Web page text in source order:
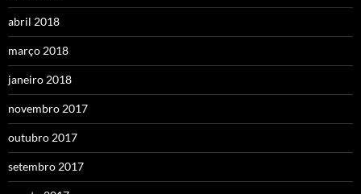
abril 2018
março 2018
janeiro 2018
novembro 2017
outubro 2017
setembro 2017